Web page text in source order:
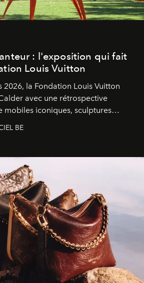
: l'exposition qui fait
Louis Vuitton
2026, la Fondation Louis Vuitton
avec une rétrospective
mobiles iconiques, sculptures
espaces imaginés par Frank Gehry
BE